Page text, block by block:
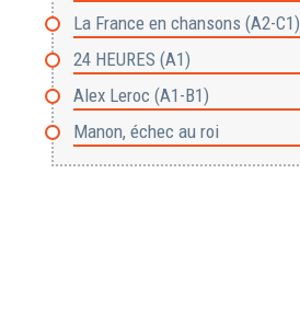
La France en chansons (Α2-C1)
24 HEURES (A1)
Alex Leroc (Α1-Β1)
Manon, échec au roi